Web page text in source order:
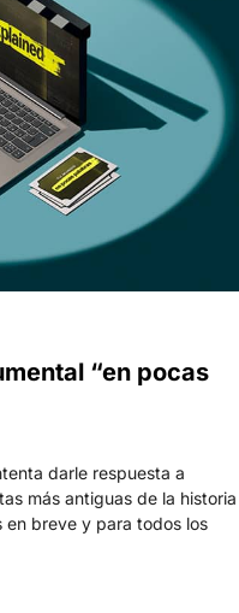
“en pocas
darle respuesta a
más antiguas de la historia
en breve y para todos los